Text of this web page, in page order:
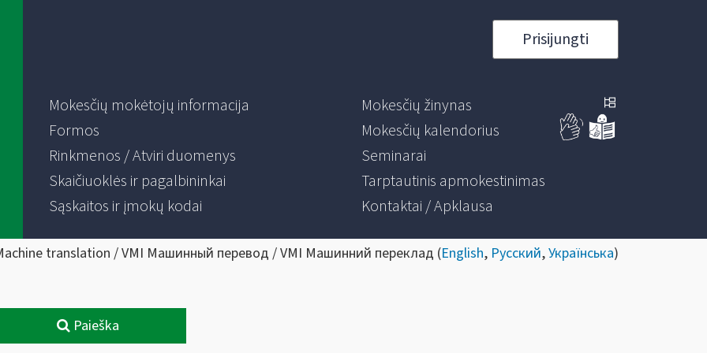
Prisijungti
Mokesčių mokėtojų informacija
Formos
Rinkmenos / Atviri duomenys
Skaičiuoklės ir pagalbininkai
Sąskaitos ir įmokų kodai
Mokesčių žinynas
Mokesčių kalendorius
Seminarai
Tarptautinis apmokestinimas
Kontaktai / Apklausa
translation / VMI Машинный перевод / VMI Машинний переклад (English, Русский,Українська)
Paieška